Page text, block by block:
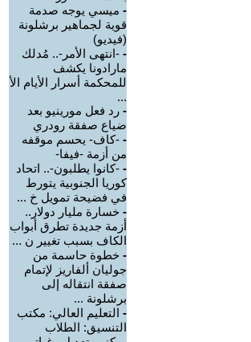
- ميسي يوجه صدمة
قوية لجماهير برشلونة
(فيديو)
- -انتهى الأمر-.. مُدلك
مارادونا يكشف
للمحكمة أسرار الأيام الأ
...
- رد فعل مورينيو بعد
ضياع صفقة رودري
- -كاف- يحسم موقفه
من أزمة -فيفا-
- -كانوا يطلبون-.. اتحاد
كوريا الجنوبية يتورط
في فضيحة تمويل خ ...
- خسارة مليار دولار..
أزمة جديدة تطرق أبواب
الكاف بسبب تغيير ن ...
- خطوة حاسمة من
جوليان ألفاريز لإتمام
صفقة انتقاله إلى
برشلونة ...
- التعليم العالي: مكتب
التنسيق: الطلاب